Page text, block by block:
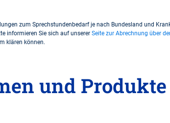
zum Sprechstundenbedarf je nach Bundesland und
informieren Sie sich auf unserer Seite zur Abrechnung über
klären können.
und